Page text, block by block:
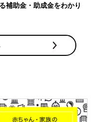
補助金・助成金をわかり